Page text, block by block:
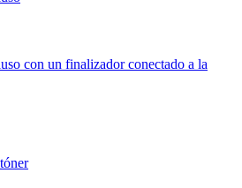
con un finalizador conectado a la